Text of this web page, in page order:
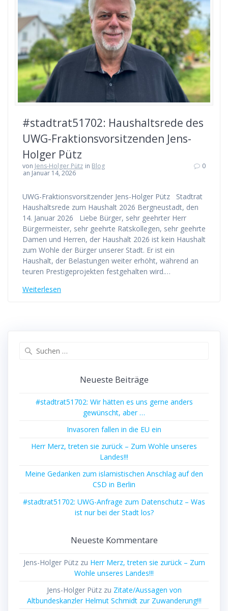
#stadtrat51702: Haushaltsrede des
UWG-Fraktionsvorsitzenden Jens-
Holger Pütz
von Jens-Holger Pütz in Blog
an Januar 14, 2026
0
UWG-Fraktionsvorsitzender Jens-Holger Pütz Stadtrat
Haushaltsrede zum Haushalt 2026 Bergneustadt, den
14. Januar 2026 Liebe Bürger, sehr geehrter Herr
Bürgermeister, sehr geehrte Ratskollegen, sehr geehrte
Damen und Herren, der Haushalt 2026 ist kein Haushalt
zum Wohle der Bürger unserer Stadt. Er ist ein
Haushalt, der Belastungen weiter erhöht, während an
teuren Prestigeprojekten festgehalten wird.…
Weiterlesen
Neueste Beiträge
#stadtrat51702: Wir hätten es uns gerne anders
gewünscht, aber …
Invasoren fallen in die EU ein
Herr Merz, treten sie zurück – Zum Wohle unseres
Landes!!!
Meine Gedanken zum islamistischen Anschlag auf den
CSD in Berlin
#stadtrat51702: UWG-Anfrage zum Datenschutz – Was
ist nur bei der Stadt los?
Neueste Kommentare
Jens-Holger Pützzu Herr Merz, treten sie zurück – Zum
Wohle unseres Landes!!!
Jens-Holger Pützzu Zitate/Aussagen von
Altbundeskanzler Helmut Schmidt zur Zuwanderung!!!